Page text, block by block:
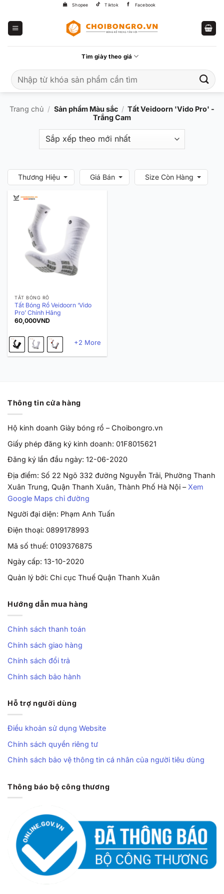
Shopee Tiktok Facebook
Tìm giày theo giá
kiếm:
Trang chủ / Sản phẩm Màu sắc / Tất Veidoorn 'Vido Pro' -
Trắng Cam
Thương Hiệu Giá Bán Size Còn Hàng
TẤT BÓNG RỔ
Tất Bóng Rổ Veidoorn ‘Vido
Pro’ Chính Hãng
60,000VND
+2 More
Thông tin cửa hàng
Hộ kinh doanh Giày bóng rổ – Choibongro.vn
Giấy phép đăng ký kinh doanh: 01F8015621
Đăng ký lần đầu ngày: 12-06-2020
Địa điểm: Số 22 Ngõ 332 đường Nguyễn Trãi, Phường Thanh
Xuân Trung, Quận Thanh Xuân, Thành Phố Hà Nội – Xem
Google Maps chỉ đường
Người đại diện: Phạm Anh Tuấn
Điện thoại: 0899178993
Mã số thuế: 0109376875
Ngày cấp: 13-10-2020
Quản lý bởi: Chi cục Thuế Quận Thanh Xuân
Hướng dẫn mua hàng
Chính sách thanh toán
Chính sách giao hàng
Chính sách đổi trả
Chính sách bảo hành
Hỗ trợ người dùng
Điều khoản sử dụng Website
Chính sách quyền riêng tư
Chính sách bảo vệ thông tin cá nhân của người tiêu dùng
Thông báo bộ công thương